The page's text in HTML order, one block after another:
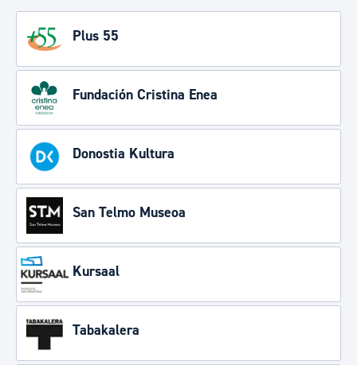
Plus 55
Fundación Cristina Enea
Donostia Kultura
San Telmo Museoa
Kursaal
Tabakalera